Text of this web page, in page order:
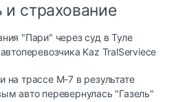
и страхование
"Пари" через суд в Туле
Kaz TralServiece
на трассе М-7 в результате
авто перевернулась "Газель"